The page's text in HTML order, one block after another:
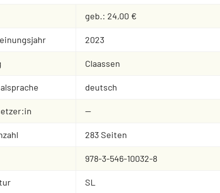
geb.: 24,00 €
2023
Claassen
deutsch
--
283 Seiten
978-3-546-10032-8
SL